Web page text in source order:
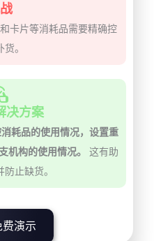
卡片等消耗品需要精确控
。
决方案
耗品的使用情况，设置重
机构的使用情况。
这有助
止缺货。
费演示